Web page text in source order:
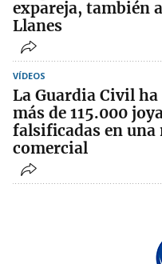
expareja, también
Llanes
VÍDEOS
La Guardia Civil
más de 115.000
falsificadas en una
comercial